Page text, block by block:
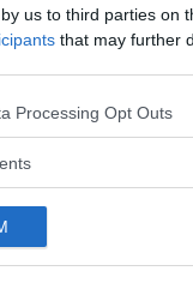
us to third parties on
that may further
website/app uses one
visit or usage behaviour.
specified purposes
Processing Opt Outs